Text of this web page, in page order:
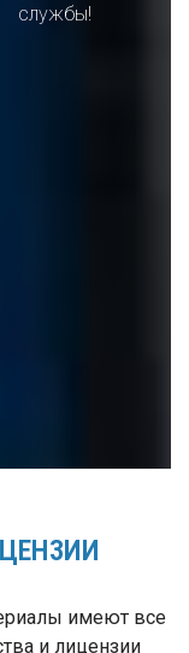
службы!
имеют все
и лицензии